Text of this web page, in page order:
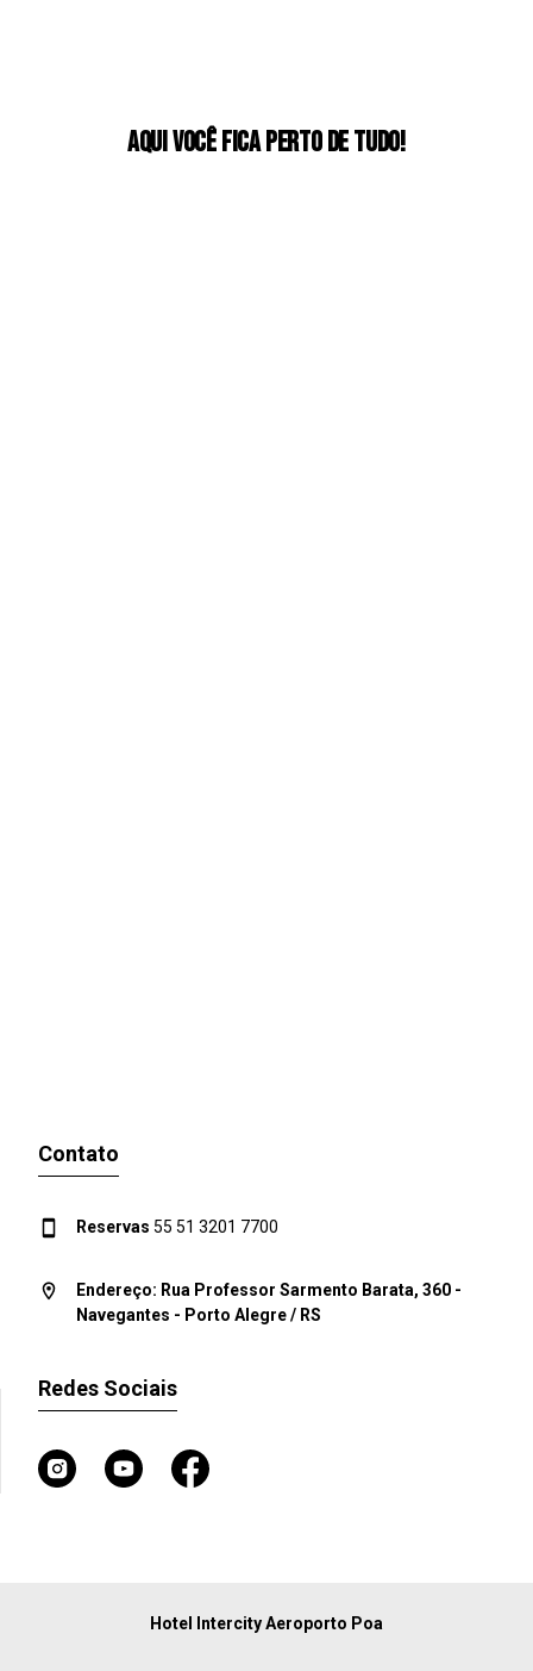
Aqui você fica perto de tudo!
Contato
Reservas 55 51 3201 7700
Endereço: Rua Professor Sarmento Barata, 360 -
Navegantes - Porto Alegre / RS
Redes Sociais
Hotel Intercity Aeroporto Poa